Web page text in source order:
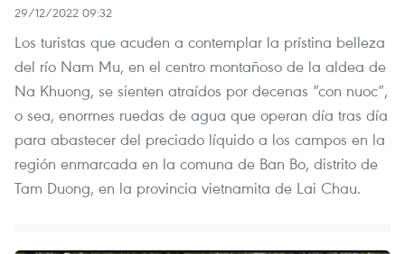
29/12/2022 09:32
Los turistas que acuden a contemplar la prístina belleza
del río Nam Mu, en el centro montañoso de la aldea de
Na Khuong, se sienten atraídos por decenas “con nuoc”,
o sea, enormes ruedas de agua que operan día tras día
para abastecer del preciado líquido a los campos en la
región enmarcada en la comuna de Ban Bo, distrito de
Tam Duong, en la provincia vietnamita de Lai Chau.